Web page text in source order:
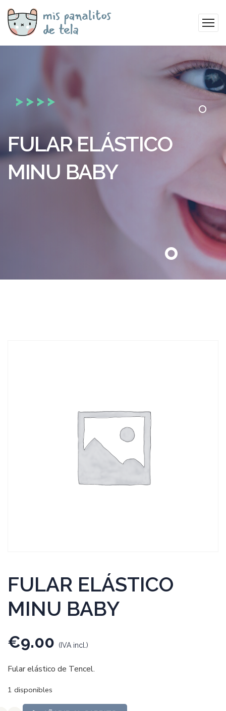
FULAR ELÁSTICO
MINU BABY
FULAR ELÁSTICO
MINU BABY
€9.00 (IVA incl.)
Fular elástico de Tencel.
1 disponibles